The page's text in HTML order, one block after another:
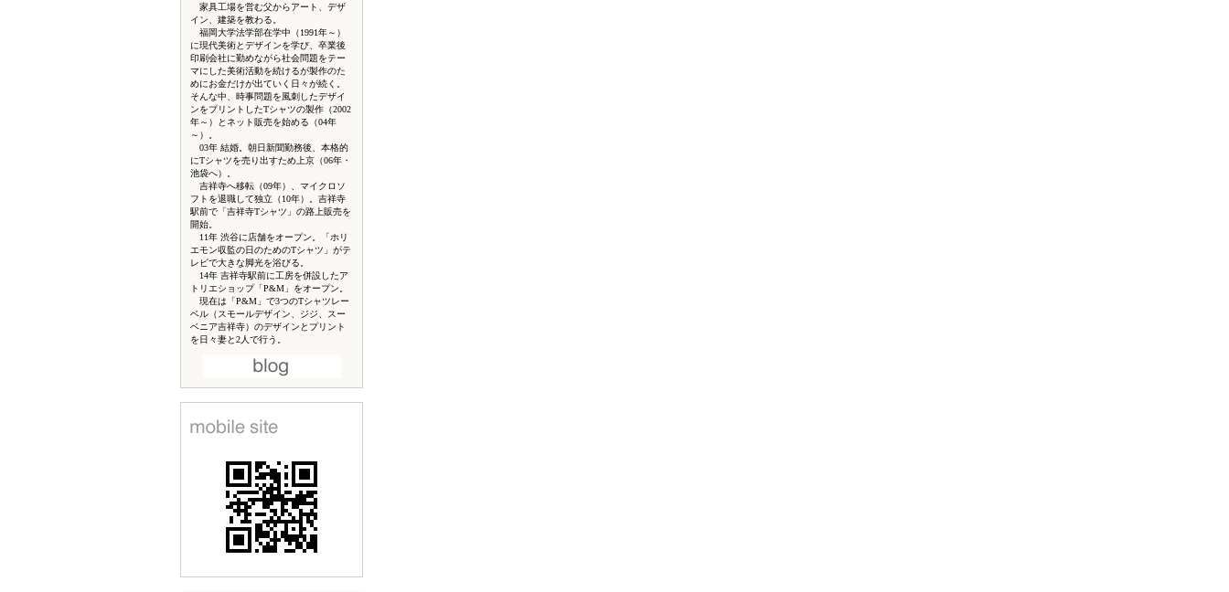
家具工場を営む父からアート、デザ
イン、建築を教わる。
福岡大学法学部在学中（1991年～）
に現代美術とデザインを学び、卒業後
印刷会社に勤めながら社会問題をテー
マにした美術活動を続けるが製作のた
めにお金だけが出ていく日々が続く。
そんな中、時事問題を風刺したデザイ
ンをプリントしたTシャツの製作（2002
年～）とネット販売を始める（04年
～）。
03年 結婚。朝日新聞勤務後、本格的
にTシャツを売り出すため上京（06年・
池袋へ）。
吉祥寺へ移転（09年）、マイクロソ
フトを退職して独立（10年）。吉祥寺
駅前で「吉祥寺Tシャツ」の路上販売を
開始。
11年 渋谷に店舗をオープン。「ホリ
エモン収監の日のためのTシャツ」がテ
レビで大きな脚光を浴びる。
14年 吉祥寺駅前に工房を併設したア
トリエショップ「P&M」をオープン。
現在は「P&M」で3つのTシャツレー
ベル（スモールデザイン、ジジ、スー
ベニア吉祥寺）のデザインとプリント
を日々妻と2人で行う。